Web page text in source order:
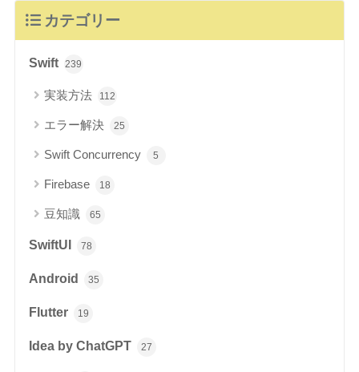
カテゴリー
Swift 239
実装方法 112
エラー解決 25
Swift Concurrency 5
Firebase 18
豆知識 65
SwiftUI 78
Android 35
Flutter 19
Idea by ChatGPT 27